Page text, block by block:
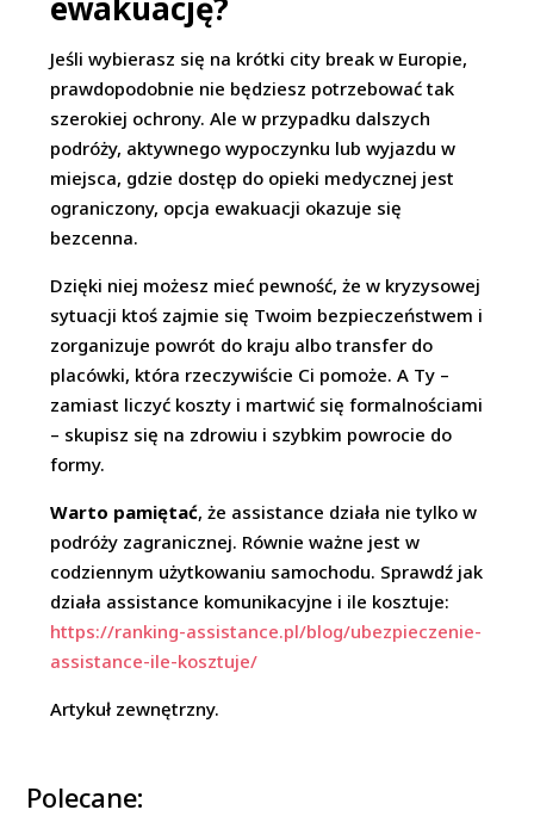
Jeśli wybierasz się na krótki city break w Europie,
prawdopodobnie nie będziesz potrzebować tak
szerokiej ochrony. Ale w przypadku dalszych
podróży, aktywnego wypoczynku lub wyjazdu w
miejsca, gdzie dostęp do opieki medycznej jest
ograniczony, opcja ewakuacji okazuje się
bezcenna.
Dzięki niej możesz mieć pewność, że w kryzysowej
sytuacji ktoś zajmie się Twoim bezpieczeństwem i
zorganizuje powrót do kraju albo transfer do
placówki, która rzeczywiście Ci pomoże. A Ty –
zamiast liczyć koszty i martwić się formalnościami
– skupisz się na zdrowiu i szybkim powrocie do
formy.
Warto pamiętać, że assistance działa nie tylko w
podróży zagranicznej. Równie ważne jest w
codziennym użytkowaniu samochodu. Sprawdź jak
działa assistance komunikacyjne i ile kosztuje:
https://ranking-assistance.pl/blog/ubezpieczenie-
assistance-ile-kosztuje/
Artykuł zewnętrzny.
Polecane: